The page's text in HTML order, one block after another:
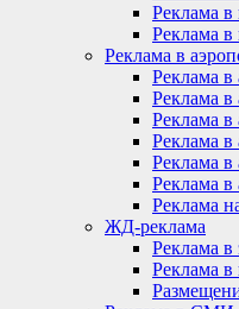
Реклама в
Реклама в
Реклама в
Реклама в
Реклама
Реклама в
Реклама в
Реклама в
Реклама в
Реклама
ЖД-реклама
Реклама в
Реклама в